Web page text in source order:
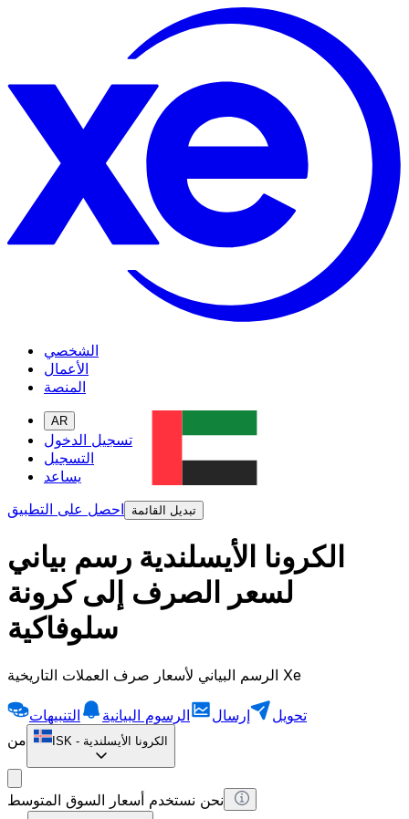
الشخصي
الأعمال
المنصة
AR
تسجيل الدخول
التسجيل
يساعد
احصل على التطبيق
تبديل القائمة
الكرونا الأيسلندية رسم بياني
لسعر الصرف إلى كرونة
سلوفاكية
الرسم البياني لأسعار صرف العملات التاريخية Xe
تحويل إرسال الرسوم البيانية
التنبيهات
من
ISK - الكرونا الأيسلندية
نحن نستخدم أسعار السوق المتوسط